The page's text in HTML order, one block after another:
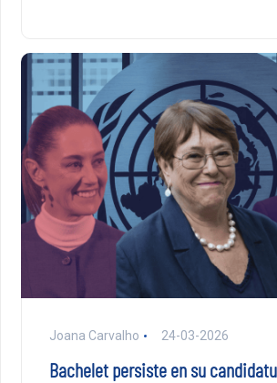
Joana Carvalho 24-03-2026
Bachelet persiste en su